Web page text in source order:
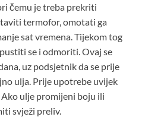
čemu je treba prekriti
termofor, omotati ga
sat vremena. Tijekom tog
se i odmoriti. Ovaj se
uz podsjetnik da se prije
ulja. Prije upotrebe uvijek
ulje promijeni boju ili
svježi preliv.